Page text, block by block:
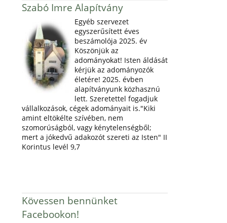
Szabó Imre Alapítvány
Egyéb szervezet
egyszerűsített éves
beszámolója 2025. év
Köszönjük az
adományokat! Isten áldását
kérjük az adományozók
életére! 2025. évben
alapítványunk közhasznú
lett. Szeretettel fogadjuk
vállalkozások, cégek adományait is."Kiki
amint eltökélte szívében, nem
szomorúságból, vagy kénytelenségből;
mert a jókedvű adakozót szereti az Isten" II
Korintus levél 9,7
Kövessen bennünket
Facebookon!